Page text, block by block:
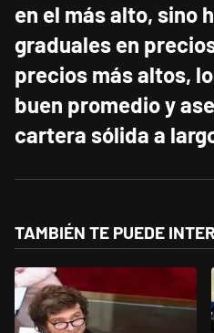
en el más alto, sino
graduales en
precios más altos,
buen promedio y
cartera sólida a
TAMBIÉN TE PUEDE